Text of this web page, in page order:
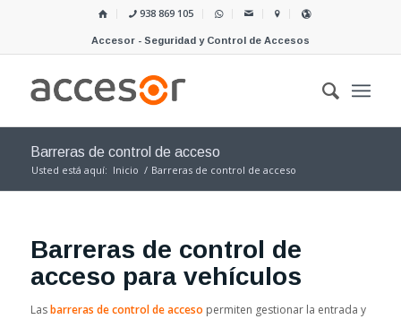
938 869 105
Accesor - Seguridad y Control de Accesos
Barreras de control de acceso
Usted está aquí: Inicio / Barreras de control de acceso
Barreras de control de
acceso para vehículos
Lasbarreras de control de acceso permiten gestionar la entrada y